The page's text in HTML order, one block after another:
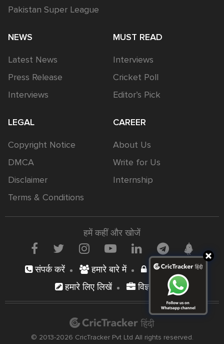
Pakistan Super League
NEWS
Latest News
Press Release
Interviews
MUST READ
Interviews
Cricket Poll
Editor’s Pick
LEGAL
Copyright Notice
DMCA
Disclaimer
Terms & Conditions
CAREER
About Us
Write for Us
Internship
हमें कहीं और खोजें
संपर्क करें हमारे बारे में
निजता नीति
हमारे लिए लिखें
विज्ञापन दें
© 2013-2026 CricTracker Pvt Ltd All rights reserved.